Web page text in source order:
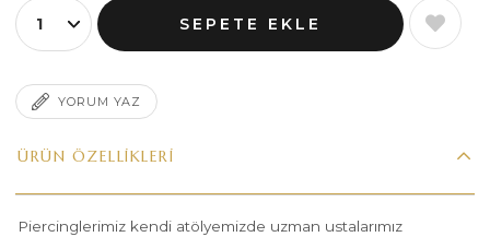
YORUM YAZ
ÜRÜN ÖZELLIKLERI
Piercinglerimiz kendi atölyemizde uzman ustalarımız